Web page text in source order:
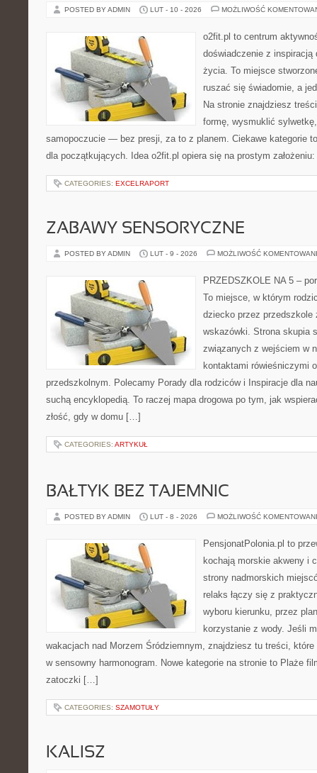
POSTED BY ADMIN LUT - 10 - 2026 MOŻLIWOŚĆ
o2fit.pl to centrum
doświadczenie z
życia. To miejsce
ruszać się świadomie, a
Na stronie znajdziesz
formę, wysmuklić
samopoczucie — bez presji, za to z planem. Ciekawe kategorie
dla początkujących. Idea o2fit.pl opiera się na prostym
CATEGORIES: EXCELRAPORT
ZABAWY SENSORYCZNE
POSTED BY ADMIN LUT - 9 - 2026 MOŻLIWOŚĆ
PRZEDSZKOLE NA 5 –
To miejsce, w którym
dziecko przez przedszkole
wskazówki. Strona skupia
związanych z wejściem w
kontaktami rówieśniczymi
przedszkolnym. Polecamy Porady dla rodziców i Inspiracje dla
suchą encyklopedią. To raczej mapa drogowa po tym, jak
złość, gdy w domu […]
CATEGORIES: ARTYKUŁ
BAŁTYK BEZ TAJEMNIC
POSTED BY ADMIN LUT - 8 - 2026 MOŻLIWOŚĆ
PensjonatPolonia.pl to
kochają morskie akweny i
strony nadmorskich
relaks łączy się z
wyboru kierunku, przez
korzystanie z wody. Jeśli
wakacjach nad Morzem Śródziemnym, znajdziesz tu treści, które
w sensowny harmonogram. Nowe kategorie na stronie to Plaże
zatoczki […]
CATEGORIES: SZAMOTUŁY
KALISZ